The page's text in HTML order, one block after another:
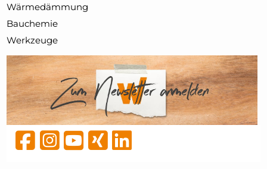
Wärmedämmung
Bauchemie
Werkzeuge